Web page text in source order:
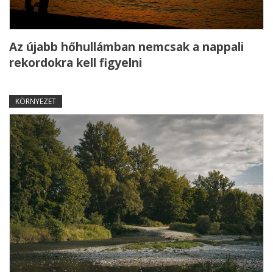
Az újabb hőhullámban nemcsak a nappali
rekordokra kell figyelni
KÖRNYEZET